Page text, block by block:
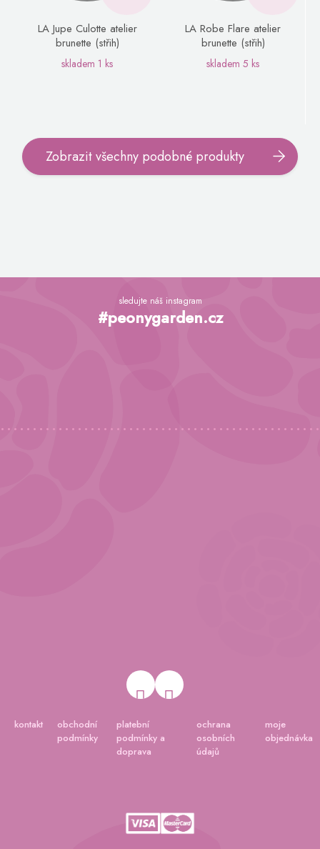
LA Jupe Culotte atelier
brunette (střih)
skladem 1 ks
LA Robe Flare atelier
brunette (střih)
skladem 5 ks
Zobrazit všechny podobné produkty
Z
sledujte náš instagram
#peonygarden.cz
kontakt
obchodní
podmínky
platební
podmínky a
doprava
ochrana
osobních
údajů
moje
objednávka